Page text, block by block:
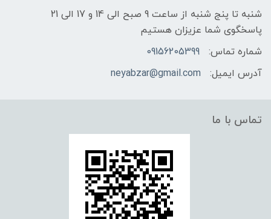
شنبه تا پنج شنبه از ساعت 9 صبح الی 14 و 17 الی 21
پاسخگوی شما عزیزان هستیم
شماره تماس:
09156205399
آدرس ایمیل:
neyabzar@gmail.com
تماس با ما